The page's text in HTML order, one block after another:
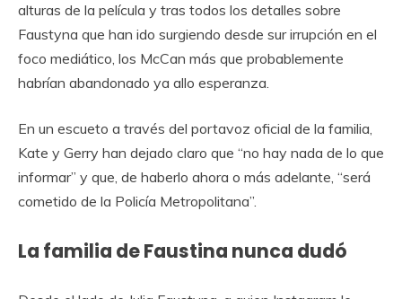
alturas de la película y tras todos los detalles sobre
Faustyna que han ido surgiendo desde sur irrupción en el
foco mediático, los McCan más que probablemente
habrían abandonado ya allo esperanza.
En un escueto a través del portavoz oficial de la familia,
Kate y Gerry han dejado claro que “no hay nada de lo que
informar” y que, de haberlo ahora o más adelante, “será
cometido de la Policía Metropolitana”.
La familia de Faustina nunca dudó